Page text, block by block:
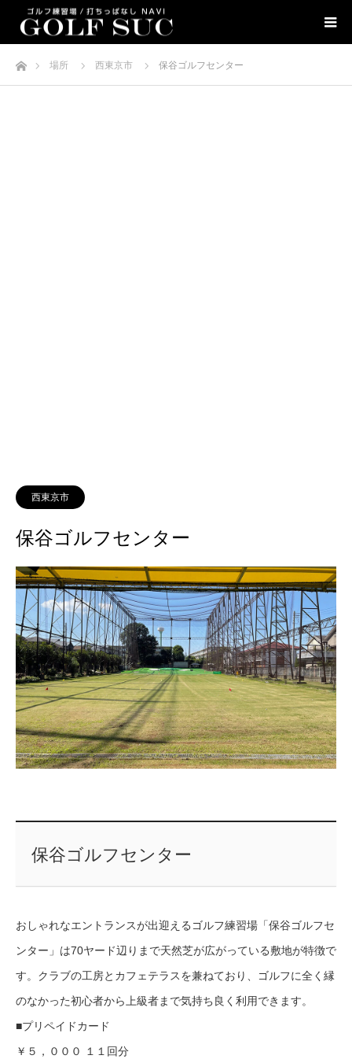
ホーム場所 西東京市 保谷ゴルフセンター
西東京市
保谷ゴルフセンター
保谷ゴルフセンター
おしゃれなエントランスが出迎えるゴルフ練習場「保谷ゴルフセ
ンター」は70ヤード辺りまで天然芝が広がっている敷地が特徴で
す。クラブの工房とカフェテラスを兼ねており、ゴルフに全く縁
のなかった初心者から上級者まで気持ち良く利用できます。
■プリペイドカード
￥５，０００ １１回分